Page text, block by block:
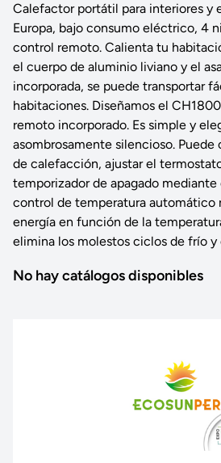
Calefactor portátil para interiores y
Europa, bajo consumo eléctrico, 4
control remoto. Calienta tu
el cuerpo de aluminio liviano y el
incorporada, se puede transportar
habitaciones. Diseñamos el
remoto incorporado. Es simple y
asombrosamente silencioso.
de calefacción, ajustar el
temporizador de apagado
control de temperatura automático
energía en función de la
elimina los molestos ciclos de frío y
No hay catálogos disponibles